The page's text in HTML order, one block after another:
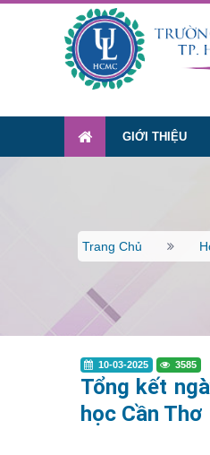
GIỚI THIỆU
Trang Chủ
10-03-2025 3585
Tổng kết
học Cần Thơ